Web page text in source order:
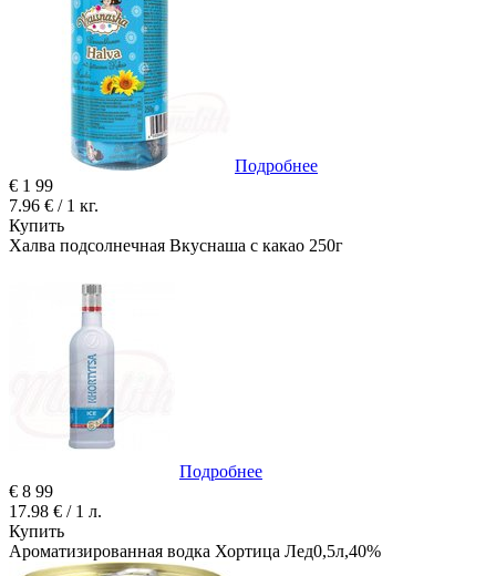
Подробнее
€ 1 99
7.96 € / 1 кг.
Купить
Халва подсолнечная Вкуснаша с какао 250г
Подробнее
€ 8 99
17.98 € / 1 л.
Купить
Ароматизированная водка Хортица Лед0,5л,40%